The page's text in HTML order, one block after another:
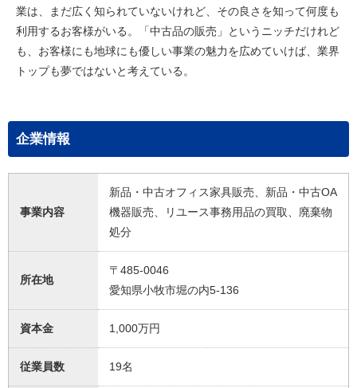
業は、まだ広く知られていないけれど、その良さを知って何度も
利用するお客様がいる。「中古品の販売」というニッチだけれど
も、お客様にも地球にも優しい事業の魅力を広めていけば、業界
トップも夢ではないと考えている。
企業情報
事業内容
新品・中古オフィス家具販売、新品・中古OA
機器販売、リユース事務用品の買取、廃棄物
処分
所在地
〒485-0046
愛知県小牧市堀の内5-136
資本金 1,000万円
従業員数 19名